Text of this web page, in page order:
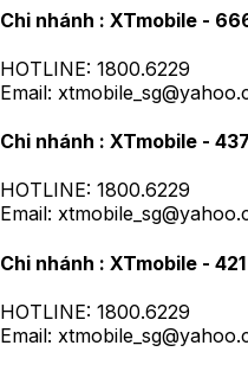
Chi nhánh : XTmobile -
HOTLINE: 1800.6229
Email:
Chi nhánh : XTmobile -
HOTLINE: 1800.6229
Email:
Chi nhánh : XTmobile -
HOTLINE: 1800.6229
Email: